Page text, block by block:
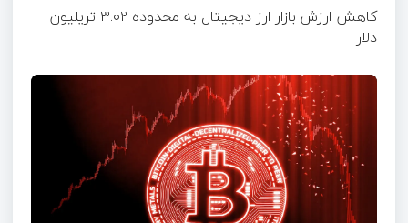
کاهش ارزش بازار ارز دیجیتال به محدوده ۳.۰۲ تریلیون
دلار